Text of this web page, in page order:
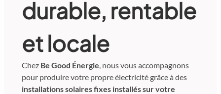
durable, rentable
et locale
Chez Be Good Énergie , nous vous accompagnons
pour produire votre propre électricité grâce à des
installations solaires fixes installés sur votre